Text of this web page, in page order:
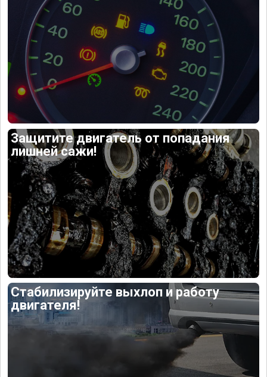
Защитите двигатель от попадания
лишней сажи!
Стабилизируйте выхлоп и работу
двигателя!